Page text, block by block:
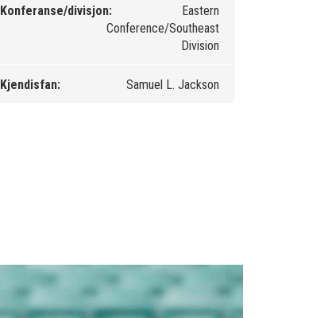
Konferanse/divisjon:
Eastern
Conference/Southeast
Division
Kjendisfan: Samuel L. Jackson